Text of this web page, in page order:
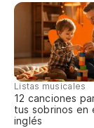
Listas musicales
12 canciones
tus sobrinos en
inglés